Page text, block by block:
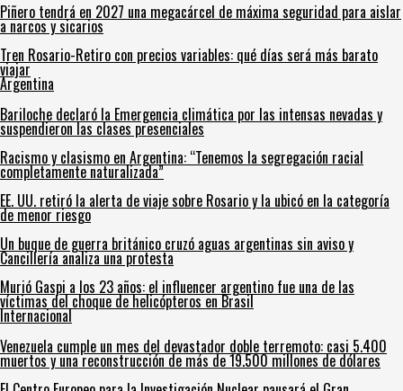
Piñero tendrá en 2027 una megacárcel de máxima seguridad para aislar
a narcos y sicarios
Tren Rosario-Retiro con precios variables: qué días será más barato
viajar
Argentina
Bariloche declaró la Emergencia climática por las intensas nevadas y
suspendieron las clases presenciales
Racismo y clasismo en Argentina: “Tenemos la segregación racial
completamente naturalizada”
EE. UU. retiró la alerta de viaje sobre Rosario y la ubicó en la categoría
de menor riesgo
Un buque de guerra británico cruzó aguas argentinas sin aviso y
Cancillería analiza una protesta
Murió Gaspi a los 23 años: el influencer argentino fue una de las
víctimas del choque de helicópteros en Brasil
Internacional
Venezuela cumple un mes del devastador doble terremoto: casi 5.400
muertos y una reconstrucción de más de 19.500 millones de dólares